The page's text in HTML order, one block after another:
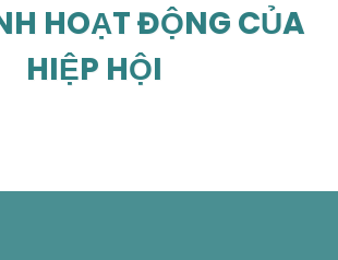
HOẠT ĐỘNG CỦA
HIỆP HỘI